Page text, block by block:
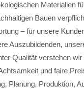
Materialien
Bauen
– für unsere
Auszubildenden,
Qualität verstehen wir
und faire
Planung, Produktion,